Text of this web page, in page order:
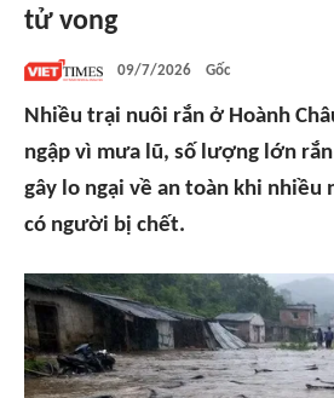
tử vong
09/7/2026 Gốc
Nhiều trại nuôi rắn ở Hoành
ngập vì mưa lũ, số lượng lớn
gây lo ngại về an toàn khi nhiều
có người bị chết.